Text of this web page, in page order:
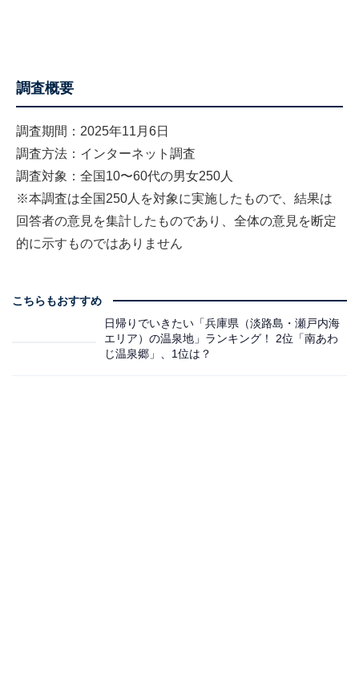
調査概要
調査期間：2025年11月6日
調査方法：インターネット調査
調査対象：全国10〜60代の男女250人
※本調査は全国250人を対象に実施したもので、結果は
回答者の意見を集計したものであり、全体の意見を断定
的に示すものではありません
こちらもおすすめ
日帰りでいきたい「兵庫県（淡路島・瀬戸内海
エリア）の温泉地」ランキング！ 2位「南あわ
じ温泉郷」、1位は？